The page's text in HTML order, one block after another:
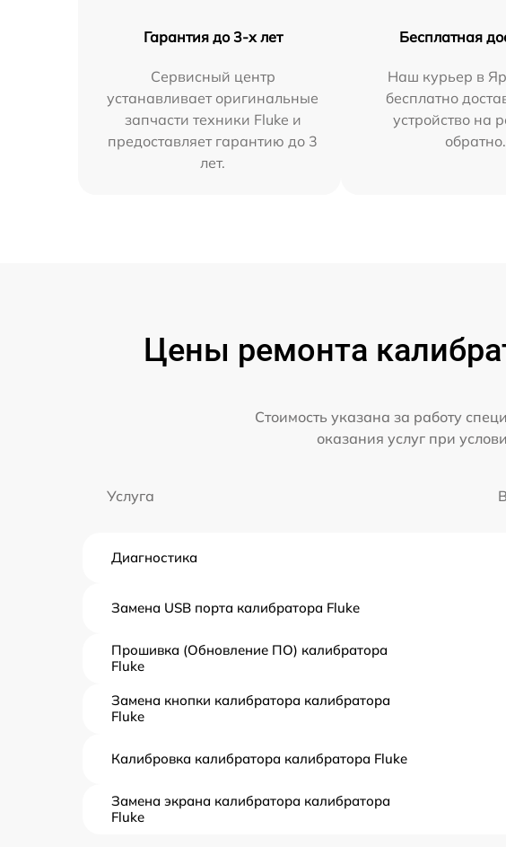
Гарантия до 3-х лет
Сервисный центр
устанавливает оригинальные
запчасти техники Fluke и
предоставляет гарантию до 3
лет.
Бесплатная
Наш курьер в
бесплатно
устройство на
обратно.
Цены ремонта
Стоимость указана за работу
оказания услуг при
Услуга
Диагностика
Замена USB порта калибратора Fluke
Прошивка (Обновление ПО) калибратора
Fluke
Замена кнопки калибратора калибратора
Fluke
Калибровка калибратора калибратора Fluke
Замена экрана калибратора калибратора
Fluke